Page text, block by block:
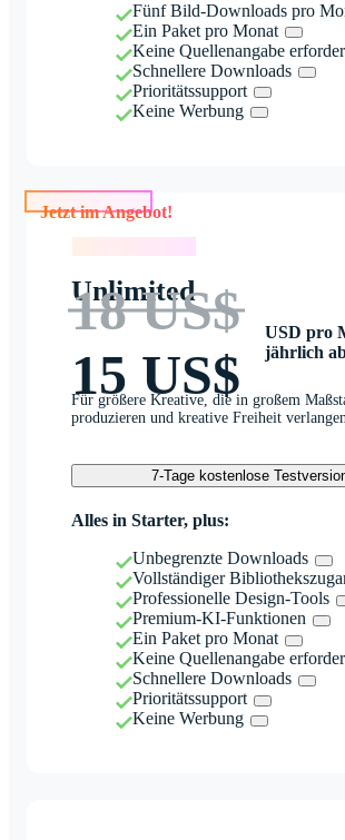
Fünf Bild-Downloads pro
Ein Paket pro Monat
Keine Quellenangabe
Schnellere Downloads
Prioritätssupport
Keine Werbung
Jetzt im Angebot!
Unlimited
18 US$
15 US$
USD pro
jährlich
Für größere Kreative, die in großem
produzieren und kreative Freiheit
7-Tage kostenlose
Alles in Starter, plus:
Unbegrenzte Downloads
Vollständiger
Professionelle Design-Tools
Premium-KI-Funktionen
Ein Paket pro Monat
Keine Quellenangabe
Schnellere Downloads
Prioritätssupport
Keine Werbung